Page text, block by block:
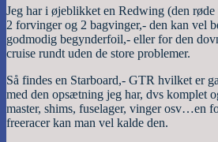
Jeg har i øjeblikket en Redwing (den
2 forvinger og 2 bagvinger,- den kan vel
godmodig begynderfoil,- eller for den
cruise rundt uden de store problemer.
Så findes en Starboard,- GTR hvilket er
med den opsætning jeg har, dvs komplet
master, shims, fuselager, vinger osv…en
freeracer kan man vel kalde den.